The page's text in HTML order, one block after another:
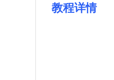
教程详情